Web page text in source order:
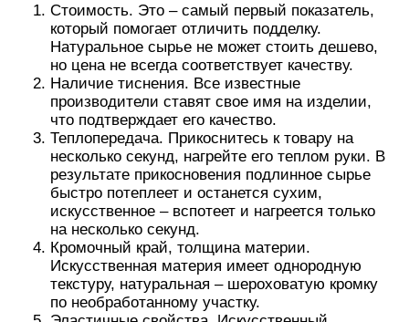
Стоимость. Это – самый первый показатель,
который помогает отличить подделку.
Натуральное сырье не может стоить дешево,
но цена не всегда соответствует качеству.
Наличие тиснения. Все известные
производители ставят свое имя на изделии,
что подтверждает его качество.
Теплопередача. Прикоснитесь к товару на
несколько секунд, нагрейте его теплом руки. В
результате прикосновения подлинное сырье
быстро потеплеет и останется сухим,
искусственное – вспотеет и нагреется только
на несколько секунд.
Кромочный край, толщина материи.
Искусственная материя имеет однородную
текстуру, натуральная – шероховатую кромку
по необработанному участку.